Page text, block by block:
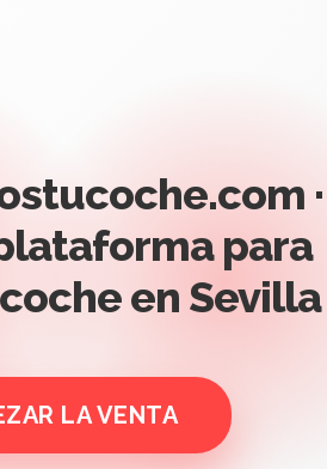
·
para
en Sevilla
LA VENTA